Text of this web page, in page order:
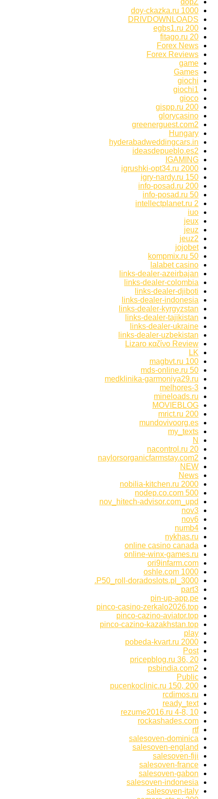
doy-ckazka.ru 1000
DRIVDOWNLOADS
egbs1.ru 200
fitago.ru 20
Forex News
Forex Reviews
game
Games
giochi
giochi1
gioco
gispp.ru 200
glorycasino
greenerguest.com2
Hungary
hyderabadweddingcars.in
ideasdepueblo.es2
IGAMING
igrushki-opt34.ru 2000
igry-nardy.ru 150
info-posad.ru 200
info-posad.ru 50
intellectplanet.ru 2
iuo
jeux
jeuz
jeuz2
jojobet
kompmix.ru 50
lalabet casino
links-dealer-azeirbajan
links-dealer-colombia
links-dealer-djiboti
links-dealer-indonesia
links-dealer-kyrgyzstan
links-dealer-tajikistan
links-dealer-ukraine
links-dealer-uzbekistan
Lizaro καζίνο Review
LK
magbvt.ru 100
mds-online.ru 50
medklinika-garmoniya29.ru
melhores-3
mineloads.ru
MOVIEBLOG
mrict.ru 200
mundovivoorg.es
my_texts
N
nacontrol.ru 20
naylorsorganicfarmstay.com2
NEW
News
nobilia-kitchen.ru 2000
nodep.co.com 500
nov_hitech-advisor.com_upd
nov3
nov6
numb4
nykhas.ru
online casino canada
online-winx-games.ru
ori9infarm.com
oshle.com 1000
P50_roll-doradoslots.pl_3000.
part3
pin-up-app.pe
pinco-casino-zerkalo2026.top
pinco-cazino-aviator.top
pinco-cazino-kazakhstan.top
play
pobeda-kvart.ru 2000
Post
pricepblog.ru 36, 20
psbindia.com2
Public
pucenkoclinic.ru 150, 200
rcdimos.ru
ready_text
rezume2016.ru 4-8, 10
rockashades.com
rtf
salesoven-dominica
salesoven-england
salesoven-fiji
salesoven-france
salesoven-gabon
salesoven-indonesia
salesoven-italy